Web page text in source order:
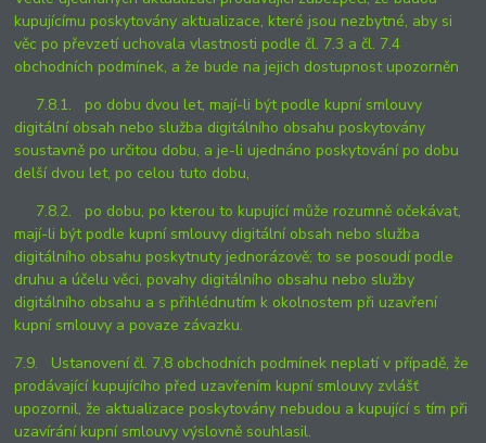
kupujícímu poskytovány aktualizace, které jsou nezbytné, aby si
věc po převzetí uchovala vlastnosti podle čl. 7.3 a čl. 7.4
obchodních podmínek, a že bude na jejich dostupnost upozorněn
7.8.1. po dobu dvou let, mají-li být podle kupní smlouvy
digitální obsah nebo služba digitálního obsahu poskytovány
soustavně po určitou dobu, a je-li ujednáno poskytování po dobu
delší dvou let, po celou tuto dobu,
7.8.2. po dobu, po kterou to kupující může rozumně očekávat,
mají-li být podle kupní smlouvy digitální obsah nebo služba
digitálního obsahu poskytnuty jednorázově; to se posoudí podle
druhu a účelu věci, povahy digitálního obsahu nebo služby
digitálního obsahu a s přihlédnutím k okolnostem při uzavření
kupní smlouvy a povaze závazku.
7.9. Ustanovení čl. 7.8 obchodních podmínek neplatí v případě, že
prodávající kupujícího před uzavřením kupní smlouvy zvlášť
upozornil, že aktualizace poskytovány nebudou a kupující s tím při
uzavírání kupní smlouvy výslovně souhlasil.